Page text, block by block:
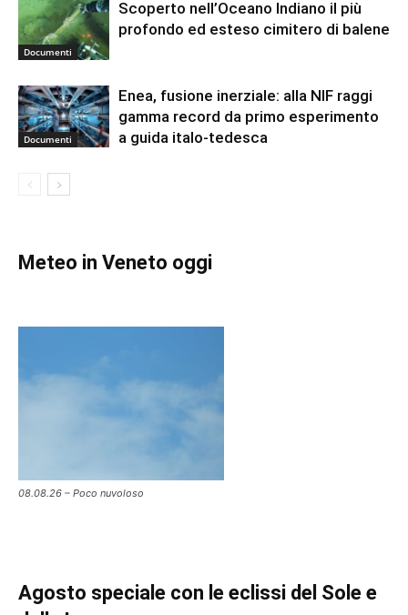
Documenti
Scoperto nell’Oceano Indiano il più
profondo ed esteso cimitero di balene
Documenti
Enea, fusione inerziale: alla NIF raggi
gamma record da primo esperimento
a guida italo-tedesca
Meteo in Veneto oggi
08.08.26 – Poco nuvoloso
Agosto speciale con le eclissi del Sole e